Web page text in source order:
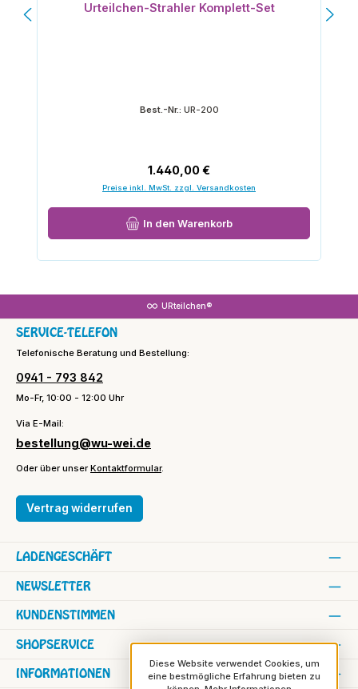
Urteilchen-Strahler Komplett-Set
Best.-Nr.: UR-200
Regulärer Preis:
1.440,00 €
Preise inkl. MwSt. zzgl. Versandkosten
In den Warenkorb
URteilchen®
SERVICE-TELEFON
Telefonische Beratung und Bestellung:
0941 - 793 842
Mo-Fr, 10:00 - 12:00 Uhr
Via E-Mail:
bestellung@wu-wei.de
Oder über unserKontaktformular.
Vertrag widerrufen
SHOPSERVICE
INFORMATIONEN
NEWSLETTER
KUNDENSTIMMEN
LADENGESCHÄFT
Diese Website verwendet Cookies, um
eine bestmögliche Erfahrung bieten zu